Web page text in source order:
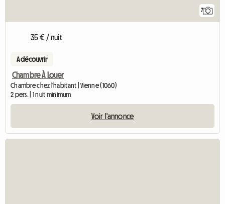
7
35 € / nuit
A découvrir
Chambre À Louer
Chambre chez l'habitant | Vienne (1060)
2 pers. | 1 nuit minimum
Voir l'annonce